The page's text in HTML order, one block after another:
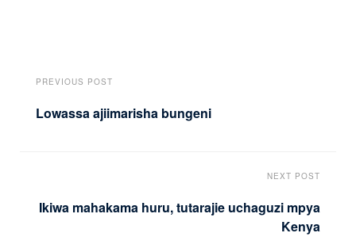
PREVIOUS POST
Lowassa ajiimarisha bungeni
NEXT POST
Ikiwa mahakama huru, tutarajie uchaguzi mpya
Kenya